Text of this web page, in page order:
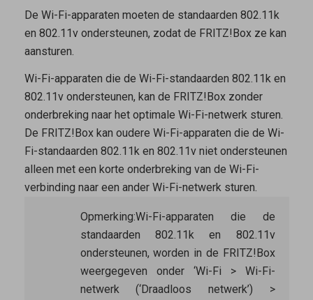
De Wi-Fi-apparaten moeten de standaarden 802.11k
en 802.11v ondersteunen, zodat de FRITZ!Box ze kan
aansturen.
Wi-Fi-apparaten die de Wi-Fi-standaarden 802.11k en
802.11v ondersteunen, kan de FRITZ!Box zonder
onderbreking naar het optimale Wi-Fi-netwerk sturen.
De FRITZ!Box kan oudere Wi-Fi-apparaten die de Wi-
Fi-standaarden 802.11k en 802.11v niet ondersteunen
alleen met een korte onderbreking van de Wi-Fi-
verbinding naar een ander Wi-Fi-netwerk sturen.
Opmerking:Wi-Fi-apparaten die de
standaarden 802.11k en 802.11v
ondersteunen, worden in de FRITZ!Box
weergegeven onder ‘Wi-Fi > Wi-Fi-
netwerk (‘Draadloos netwerk’) >